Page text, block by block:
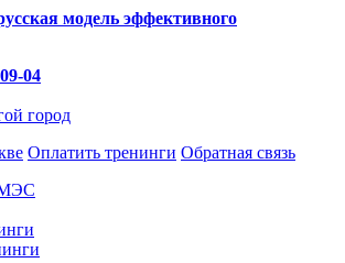
модель эффективного
04
город
Оплатить тренинги Обратная связь